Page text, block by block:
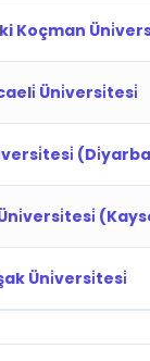
Koçman
Üni̇versi̇tesi̇
Üni̇versi̇tesi̇